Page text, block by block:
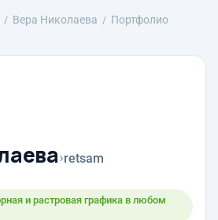
Вера Николаева
Портфолио
›retsam
и растровая графика в любом